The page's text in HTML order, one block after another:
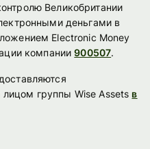
Великобритании
деньгами в
Electronic Money
компании900507.
группы Wise Assets в